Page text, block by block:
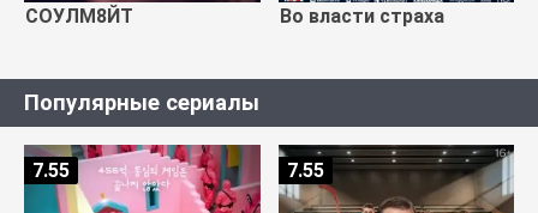
СОУЛМ8ЙТ Во власти страха
Популярные сериалы
7.55 7.55